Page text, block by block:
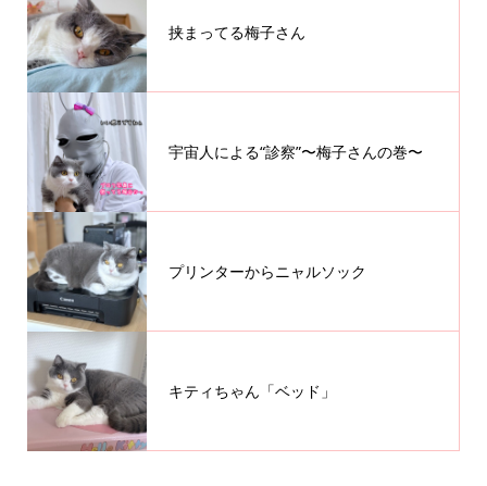
挟まってる梅子さん
宇宙人による“診察”〜梅子さんの巻〜
プリンターからニャルソック
キティちゃん「ベッド」